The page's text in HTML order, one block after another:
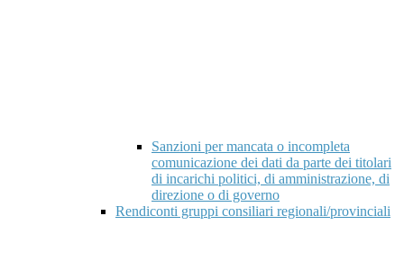
Sanzioni per mancata o incompleta
comunicazione dei dati da parte dei titolari
di incarichi politici, di amministrazione, di
direzione o di governo
Rendiconti gruppi consiliari regionali/provinciali